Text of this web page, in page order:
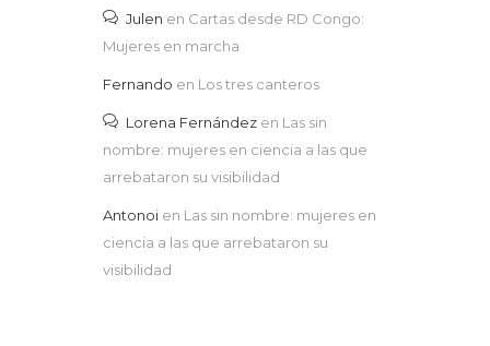
Julen en Cartas desde RD Congo:
Mujeres en marcha
Fernando en Los tres canteros
Lorena Fernández en Las sin
nombre: mujeres en ciencia a las que
arrebataron su visibilidad
Antonoi en Las sin nombre: mujeres en
ciencia a las que arrebataron su
visibilidad